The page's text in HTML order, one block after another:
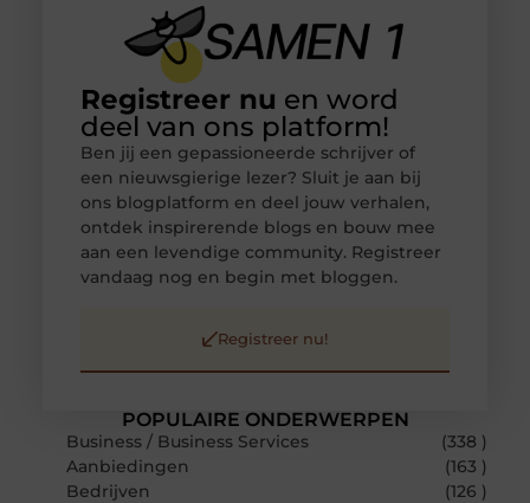
POPULAIRE ONDERWERPEN
Business / Business Services
(338 )
Aanbiedingen
(163 )
Bedrijven
(126 )
Registreer nu en word
deel van ons platform!
Ben jij een gepassioneerde schrijver of
een nieuwsgierige lezer? Sluit je aan bij
ons blogplatform en deel jouw verhalen,
ontdek inspirerende blogs en bouw mee
aan een levendige community. Registreer
vandaag nog en begin met bloggen.
Registreer nu!